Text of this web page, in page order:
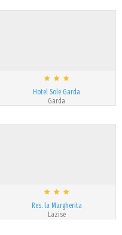
Hotel Sole Garda
Garda
Res. la Margherita
Lazise